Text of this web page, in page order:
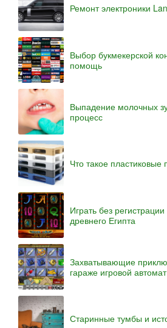
Ремонт электроники
Выбор букмекерской
помощь
Выпадение молочных
процесс
Что такое пластиковые
Играть без
древнего Египта
Захватывающие
гараже игровой
Старинные тумбы и